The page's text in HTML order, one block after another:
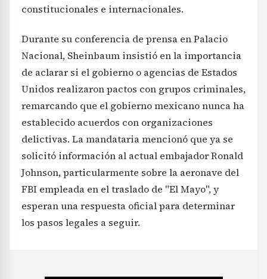
constitucionales e internacionales.
Durante su conferencia de prensa en Palacio
Nacional, Sheinbaum insistió en la importancia
de aclarar si el gobierno o agencias de Estados
Unidos realizaron pactos con grupos criminales,
remarcando que el gobierno mexicano nunca ha
establecido acuerdos con organizaciones
delictivas. La mandataria mencionó que ya se
solicitó información al actual embajador Ronald
Johnson, particularmente sobre la aeronave del
FBI empleada en el traslado de "El Mayo", y
esperan una respuesta oficial para determinar
los pasos legales a seguir.